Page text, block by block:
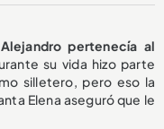
Alejandro pertenecía al
su vida hizo parte
silletero, pero eso la
Elena aseguró que le